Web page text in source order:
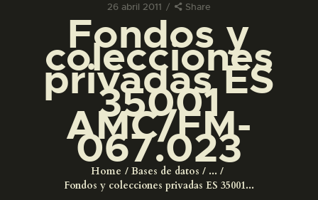
26 abril 2011 Share
Fondos y
colecciones
privadas ES
35001
AMC/FM-
067.023
Home Bases de datos
...
Fondos y colecciones privadas ES 35001...
PREPARAR LA VISITA
ACTIVIDADES
█
EL MUSEO